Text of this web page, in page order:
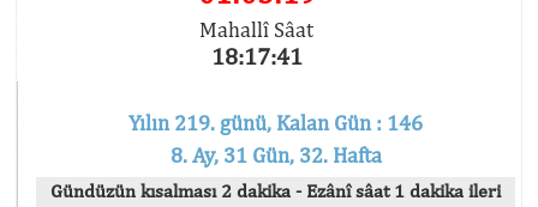
Mahallî Sâat
18:17:41
Yılın 219. günü, Kalan Gün : 146
8. Ay, 31 Gün, 32. Hafta
Gündüzün kısalması 2 dakika - Ezânî sâat 1 dakika ileri